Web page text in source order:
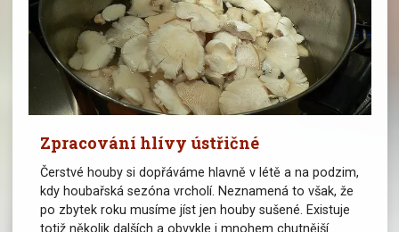
Zpracování hlívy ústřičné
Čerstvé houby si dopřáváme hlavně v létě a na podzim,
kdy houbařská sezóna vrcholí. Neznamená to však, že
po zbytek roku musíme jíst jen houby sušené. Existuje